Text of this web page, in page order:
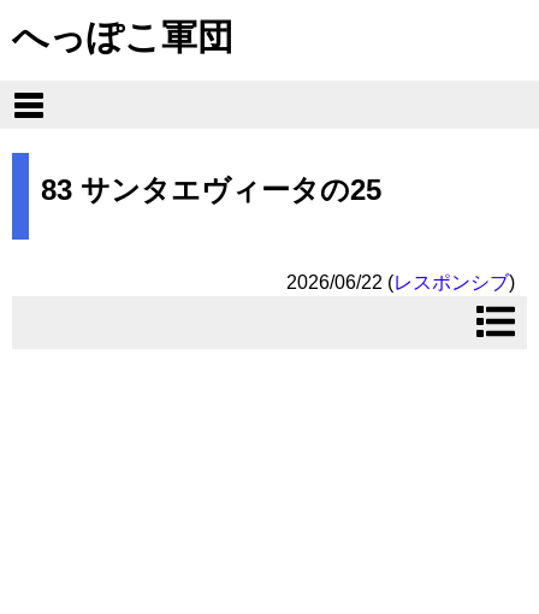
へっぽこ軍団
83 サンタエヴィータの25
2026/06/22 (レスポンシブ)